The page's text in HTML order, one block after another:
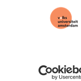
©